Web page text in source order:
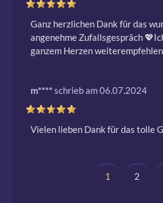
Ganz herzlichen Dank für das
angenehme Zufallsgespräch
ganzem Herzen
m****schrieb am 06.07.2024
Vielen lieben Dank für das tolle
1 2